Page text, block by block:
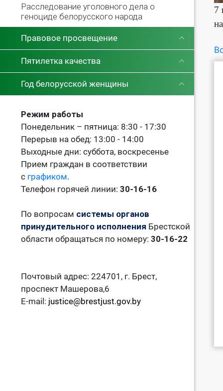
Расследование уголовного дела о
геноциде белорусского народа
Правовое просвещение
Пятилетка качества
Год белорусской женщины
Режим работы
Понедельник – пятница: 8:30 - 17:30
Перерыв на обед: 13:00 - 14:00
Выходные дни: суббота, воскресенье
Прием граждан в соответствии
с графиком.
Телефон горячей линии: 30-16-16
По вопросам системы органов
принудительного исполнения Брестской
области обращаться по номеру: 30-16-22
Почтовый адрес: 224701, г. Брест,
проспект Машерова,6
E-mail: justice@brestjust.gov.by
7